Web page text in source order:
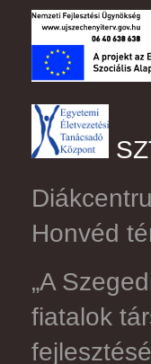
Honvéd
„A
fiatalok